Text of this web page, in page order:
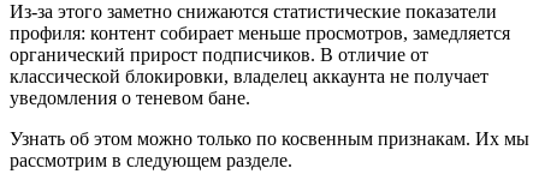
Из-за этого заметно снижаются статистические показатели
профиля: контент собирает меньше просмотров, замедляется
органический прирост подписчиков. В отличие от
классической блокировки, владелец аккаунта не получает
уведомления о теневом бане.
Узнать об этом можно только по косвенным признакам. Их мы
рассмотрим в следующем разделе.